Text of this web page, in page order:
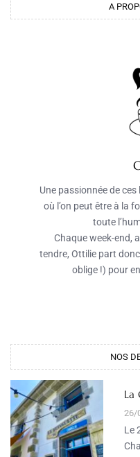
A
Une passionnée de ces
où l’on peut être à la
toute
Chaque week-end,
tendre, Ottilie part
oblige !) pour
NOS
La
26/
Le